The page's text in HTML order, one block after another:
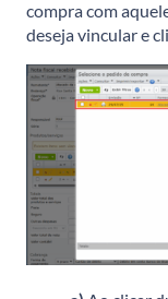
compra com
deseja vincular e